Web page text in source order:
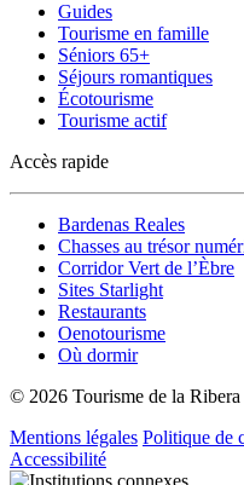
Guides
Tourisme en famille
Séniors 65+
Séjours romantiques
Écotourisme
Tourisme actif
Accès rapide
Bardenas Reales
Chasses au trésor
Corridor Vert de l’Èbre
Sites Starlight
Restaurants
Oenotourisme
Où dormir
© 2026 Tourisme de la Ribera
Mentions légales Politique de
Accessibilité